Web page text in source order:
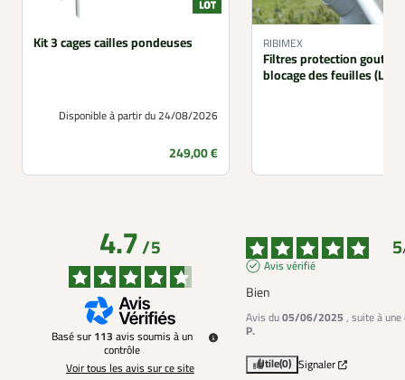
Kit 3 cages cailles pondeuses
Disponible à partir du 24/08/2026
Prix
249,00 €
RIBIMEX
Filtres protection
blocage des feuilles (Lot
4.7/5
Basé sur 113 avis soumis à un
contrôle
Voir tous les avis sur ce site
5
Avis vérifié
Bien
Avis du05/06/2025 , suite à
P.
Utile(0) Signaler